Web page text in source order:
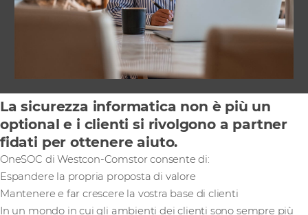
La sicurezza informatica non è più un
optional e i clienti si rivolgono a partner
fidati per ottenere aiuto.
OneSOC di Westcon-Comstor consente di:
Espandere la propria proposta di valore
Mantenere e far crescere la vostra base di clienti
In un mondo in cui gli ambienti dei clienti sono sempre più